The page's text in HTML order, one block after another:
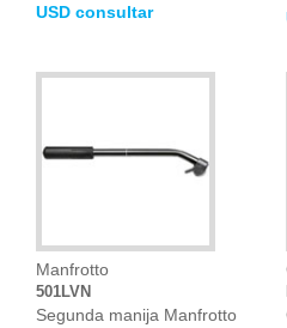
USD consultar
Manfrotto
501LVN
Segunda manija Manfrotto